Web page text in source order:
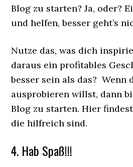
Blog zu starten? Ja, oder?
und helfen, besser geht’s
Nutze das, was dich
daraus ein profitables
besser sein als das? Wenn
ausprobieren willst, dann
Blog zu starten. Hier
die hilfreich sind.
4. Hab Spaß!!!